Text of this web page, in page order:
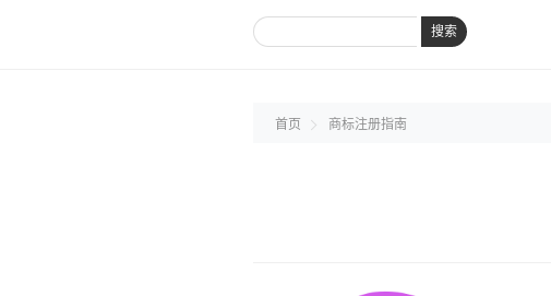
搜索
首页 商标注册指南